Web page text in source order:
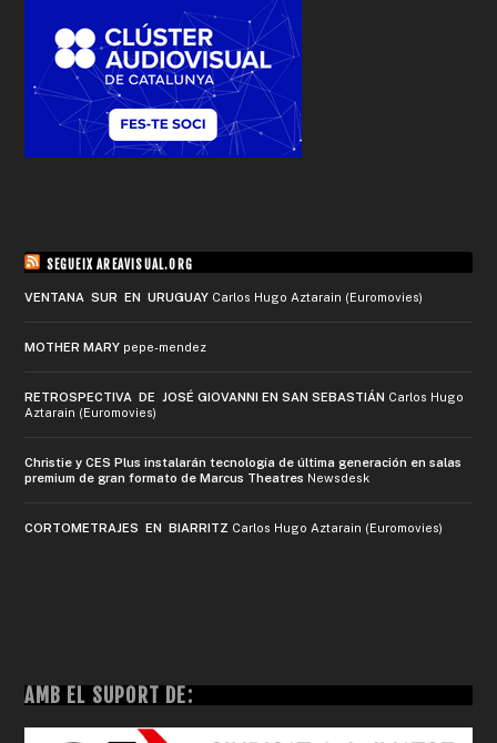
SEGUEIX AREAVISUAL.ORG
VENTANA SUR EN URUGUAY Carlos Hugo Aztarain (Euromovies)
MOTHER MARY pepe-mendez
RETROSPECTIVA DE JOSÉ GIOVANNI EN SAN SEBASTIÁN Carlos Hugo
Aztarain (Euromovies)
Christie y CES Plus instalarán tecnología de última generación en salas
premium de gran formato de Marcus Theatres Newsdesk
CORTOMETRAJES EN BIARRITZ Carlos Hugo Aztarain (Euromovies)
AMB EL SUPORT DE: